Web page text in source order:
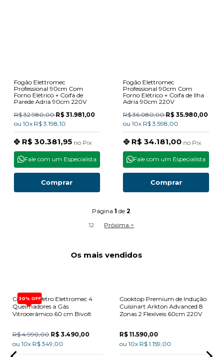
Fogão Elettromec
Professional 90cm Com
Forno Elétrico + Coifa de
Parede Adria 90cm 220V
R$ 32.980,00R$ 31.981,00
ou 10x R$ 3.198,10
R$ 30.381,95 no Pix
Comprar
Fale com um Especialista
Fogão Elettromec
Professional 90cm Com
Forno Elétrico + Coifa de Ilha
Adria 90cm 220V
R$ 36.080,00R$ 35.980,00
ou 10x R$ 3.598,00
R$ 34.181,00 no Pix
Comprar
Fale com um Especialista
Página1 de2
12 Próxima >
Os mais vendidos
30% OFF
Cooktop Vetro Elettromec 4
Queimadores a Gás
Vitrocerâmico 60 cm Bivolt
R$ 4.990,00 R$ 3.490,00
ou 10x R$ 349,00
Cooktop Premium de Indução
Cuisinart Arkton Advanced 8
Zonas 2 Flexíveis 60cm 220V
R$ 11.590,00
ou 10x R$ 1.159,00